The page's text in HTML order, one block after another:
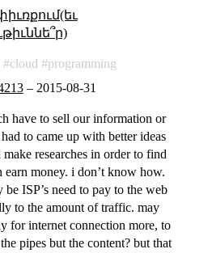
cloud
programming
– 2015-08-31
have to sell our information or
to came up with better ideas
researches in order to find
earn money. i don’t know how.
ISP’s need to pay to the web
to the amount of traffic. may
for internet connection more, to
pipes but the content? but that